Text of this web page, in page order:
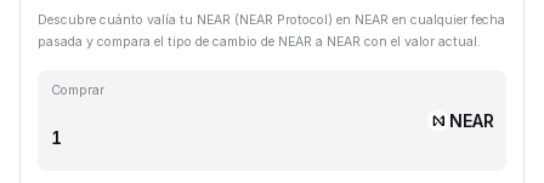
Descubre cuánto valía tu NEAR (NEAR Protocol) en NEAR en cualquier fecha
pasada y compara el tipo de cambio de NEAR a NEAR con el valor actual.
Comprar
NEAR